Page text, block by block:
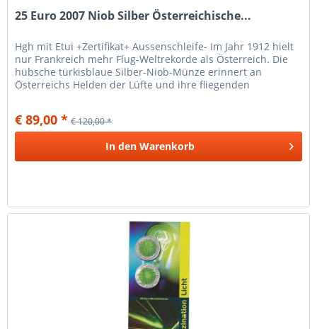
25 Euro 2007 Niob Silber Österreichische...
Hgh mit Etui +Zertifikat+ Aussenschleife- Im Jahr 1912 hielt
nur Frankreich mehr Flug-Weltrekorde als Österreich. Die
hübsche türkisblaue Silber-Niob-Münze erinnert an
Österreichs Helden der Lüfte und ihre fliegenden
€ 89,00 * € 120,00 *
In den Warenkorb